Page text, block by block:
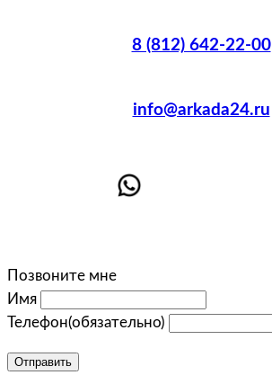
8 (812) 642-22-00
info@arkada24.ru
Позвоните мне
Имя
Телефон(обязательно)
Отправить